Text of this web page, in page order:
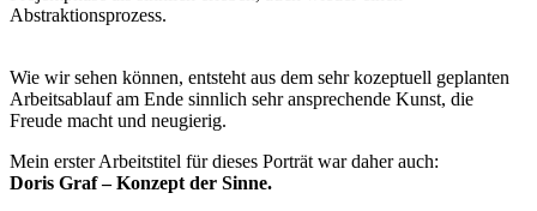
Abstraktionsprozess.
Wie wir sehen können, entsteht aus dem sehr kozeptuell geplanten
Arbeitsablauf am Ende sinnlich sehr ansprechende Kunst, die
Freude macht und neugierig.
Mein erster Arbeitstitel für dieses Porträt war daher auch:
Doris Graf – Konzept der Sinne.